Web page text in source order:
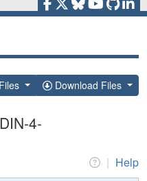
Download Files
4-
| Help